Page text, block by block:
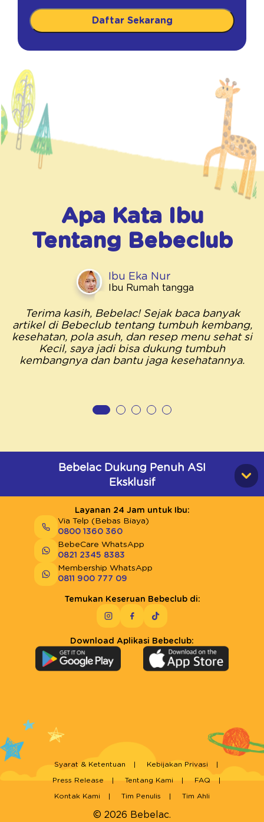
Daftar Sekarang
Apa Kata Ibu
Tentang Bebeclub
Ibu Eka Nur
Ibu Rumah tangga
Terima kasih, Bebelac! Sejak baca banyak
artikel di Bebeclub tentang tumbuh kembang,
kesehatan, pola asuh, dan resep menu sehat si
Kecil, saya jadi bisa dukung tumbuh
kembangnya dan bantu jaga kesehatannya.
Bebelac Dukung Penuh ASI
Eksklusif
Layanan 24 Jam untuk Ibu:
Via Telp (Bebas Biaya)
0800 1360 360
BebeCare WhatsApp
0821 2345 8383
Membership WhatsApp
0811 900 777 09
Temukan Keseruan Bebeclub di:
Download Aplikasi Bebeclub:
© 2026 Bebelac.
Syarat & Ketentuan Kebijakan Privasi
Press Release Tentang Kami FAQ
Kontak Kami Tim Penulis Tim Ahli